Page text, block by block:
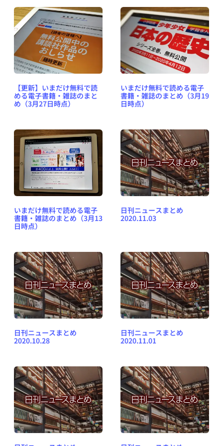
【更新】いまだけ無料で読
める電子書籍・雑誌のまと
め（3月27日時点）
いまだけ無料で読める電子
書籍・雑誌のまとめ（3月19
日時点）
いまだけ無料で読める電子
書籍・雑誌のまとめ（3月13
日時点）
日刊ニュースまとめ
2020.11.03
日刊ニュースまとめ
2020.10.28
日刊ニュースまとめ
2020.11.01